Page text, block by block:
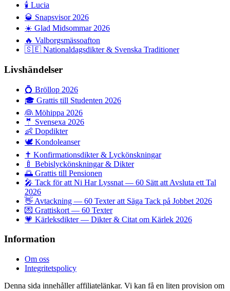
🕯️ Lucia
🥃 Snapsvisor 2026
☀️ Glad Midsommar 2026
🔥 Valborgsmässoafton
🇸🇪 Nationaldagsdikter & Svenska Traditioner
Livshändelser
💍 Bröllop 2026
🎓 Grattis till Studenten 2026
👰 Möhippa 2026
🤵 Svensexa 2026
👶 Dopdikter
🕊️ Kondoleanser
✝️ Konfirmationsdikter & Lyckönskningar
🍼 Bebislyckönskningar & Dikter
🌅 Grattis till Pensionen
🎤 Tack för att Ni Har Lyssnat — 60 Sätt att Avsluta ett Tal
2026
👋 Avtackning — 60 Texter att Säga Tack på Jobbet 2026
💌 Grattiskort — 60 Texter
💗 Kärleksdikter — Dikter & Citat om Kärlek 2026
Information
Om oss
Integritetspolicy
Denna sida innehåller affiliatelänkar. Vi kan få en liten provision om